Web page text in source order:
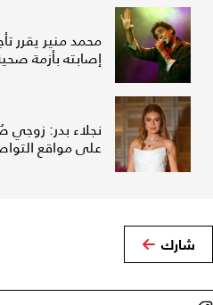
محمد منير يقرر
إصابته بأزمة
نجلاء بدر: زوجي
على مواقع
شارك